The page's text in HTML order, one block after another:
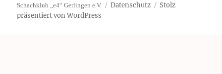
Schachklub „e4“ Gerlingen e.V. Datenschutz
Stolz
präsentiert von WordPress